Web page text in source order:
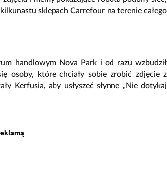
sklepach Carrefour na terenie całego
handlowym Nova Park i od razu wzbudził
osoby, które chciały sobie zrobić zdjęcie z
Kerfusia, aby usłyszeć słynne „Nie dotykaj